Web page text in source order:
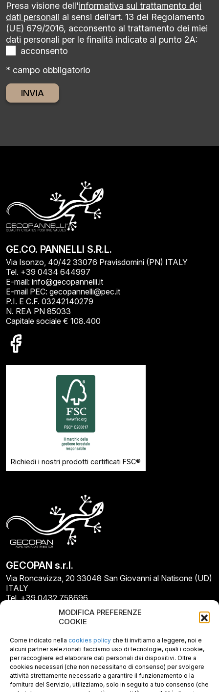
MODIFICA PREFERENZE
COOKIE
Come indicato nella cookies policy che ti invitiamo a leggere, noi e
alcuni partner selezionati facciamo uso di tecnologie, quali i cookie,
per raccogliere ed elaborare dati personali dai dispositivi. Oltre a
cookies necessari (che non necessitano di consenso) per svolgere
attività strettamente necessarie a garantire il funzionamento o la
fornitura del Servizio, utilizziamo, solo in seguito a tuo consenso (che
Presa visione dell'informativa sul trattamento dei
dati personali ai sensi dell’art. 13 del Regolamento
(UE) 679/2016, acconsento al trattamento dei miei
dati personali per le finalità indicate al punto 2A:
acconsento
* campo obbligatorio
GE.CO. PANNELLI S.R.L.
Via Isonzo, 40/42 33076 Pravisdomini (PN) ITALY
Tel. +39 0434 644997
E-mail: info@gecopannelli.it
E-mail PEC: gecopannelli@pec.it
P.I. E C.F. 03242140279
N. REA PN 85033
Capitale sociale € 108.400
Richiedi i nostri prodotti certificati FSC®
GECOPAN s.r.l.
Via Roncavizza, 20 33048 San Giovanni al Natisone (UD)
ITALY
Tel. +39 0432 758696
E-mail: info@gecopan.it
E-mail PEC: gecopan@pec.it
P.I. E C.F. 02487660306
N. REA UD 264834
Capitale sociale € 30.000